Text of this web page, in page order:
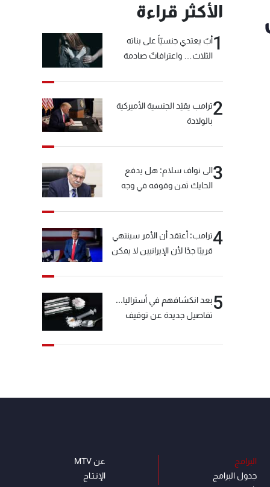
الأكثر قراءة
1أبٌ يعتدي جنسيّاً على بناته
الثلاث… واعترافاتٌ صادمة
2ترامب يقيّد الجنسية الأميركية
بالولادة
3الى نواف سلام: هل يدفع
الحايك ثمن وقوفه في وجه
4ترامب: أعتقد أن الأمر سينتهي
قريبًا جدًا لأن الإيرانيين لا يمكن
5بعد انكشافهم في أستراليا...
تفاصيل جديدة عن توقيف
البرامج
جدول البرامج
عن MTV
الإنـتـاج